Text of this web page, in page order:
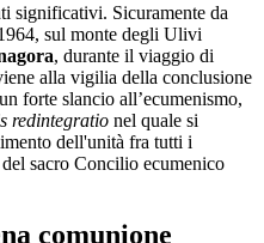
significativi. Sicuramente da
sul monte degli Ulivi
, durante il viaggio di
alla vigilia della conclusione
forte slancio all’ecumenismo,
redintegratio nel quale si
dell'unità fra tutti i
sacro Concilio ecumenico
comunione